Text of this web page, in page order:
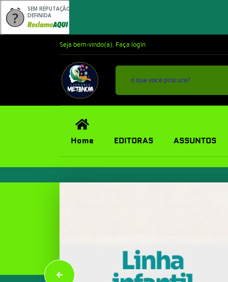
SEM REPUTAÇÃO
DEFINIDA
Seja bem-vindo(a), Faça login
Home EDITORAS ASSUNTOS